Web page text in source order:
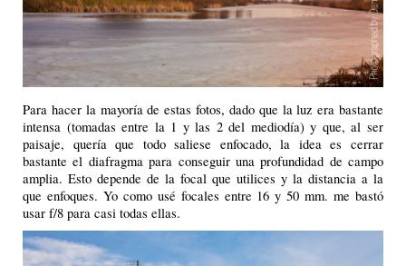
Para hacer la mayoría de estas fotos, dado que la luz era bastante
intensa (tomadas entre la 1 y las 2 del mediodía) y que, al ser
paisaje, quería que todo saliese enfocado, la idea es cerrar
bastante el diafragma para conseguir una profundidad de campo
amplia. Esto depende de la focal que utilices y la distancia a la
que enfoques. Yo como usé focales entre 16 y 50 mm. me bastó
usar f/8 para casi todas ellas.